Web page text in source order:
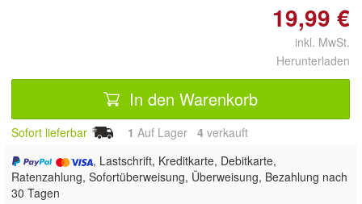
19,99 €
inkl. MwSt.
Herunterladen
In den Warenkorb
Sofort lieferbar 1 Auf Lager 4 verkauft
, Lastschrift, Kreditkarte, Debitkarte,
Ratenzahlung, Sofortüberweisung, Überweisung, Bezahlung nach
30 Tagen